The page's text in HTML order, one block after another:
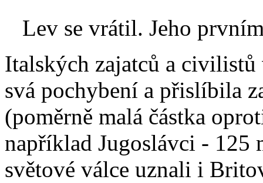
Lev se vrátil. Jeho
Italských zajatců a
svá pochybení a přislíbila
(poměrně malá částka
například Jugoslávci - 125
světové válce uznali i